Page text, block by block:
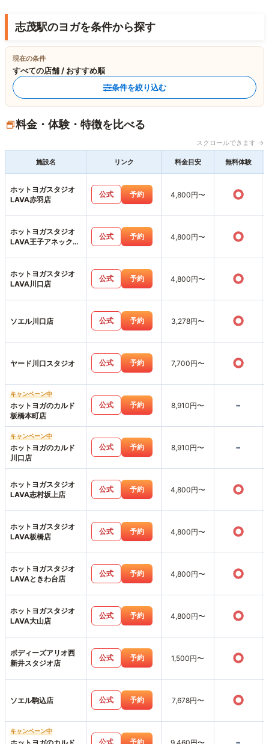
志茂駅のヨガを条件から探す
現在の条件
すべての店舗 / おすすめ順
条件を絞り込む
料金・体験・特徴を比べる
スクロールできます →
施設名 リンク 料金目安 無料体験
ホットヨガスタジオ
LAVA赤羽店
公式 予約 4,800円〜 ○
ホットヨガスタジオ
LAVA王子アネックス
公式 予約 4,800円〜 ○
ホットヨガスタジオ
LAVA川口店
公式 予約 4,800円〜 ○
ソエル川口店 公式 予約 3,278円〜 ○
ヤード川口スタジオ 公式 予約 7,700円〜 ○
キャンペーン中
ホットヨガのカルド
板橋本町店
公式 予約 8,910円〜 -
キャンペーン中
ホットヨガのカルド
川口店
公式 予約 8,910円〜 -
ホットヨガスタジオ
LAVA志村坂上店
公式 予約 4,800円〜 ○
ホットヨガスタジオ
LAVA板橋店
公式 予約 4,800円〜 ○
ホットヨガスタジオ
LAVAときわ台店
公式 予約 4,800円〜 ○
ホットヨガスタジオ
LAVA大山店
公式 予約 4,800円〜 ○
ボディーズアリオ西
新井スタジオ店
公式 予約 1,500円〜 ○
ソエル駒込店 公式 予約 7,678円〜 ○
キャンペーン中
公式 予約